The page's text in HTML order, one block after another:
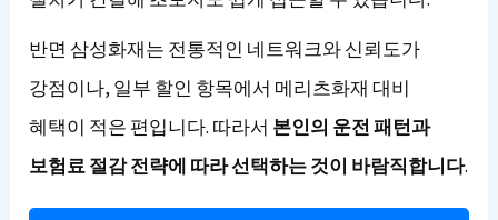
반면 삼성화재는 전통적인 네트워크와 신뢰도가
강점이나, 일부 할인 항목에서 메리츠화재 대비
혜택이 적은 편입니다. 따라서 본인의 운전 패턴과
보험료 절감 전략에 따라 선택하는 것이 바람직합니다.